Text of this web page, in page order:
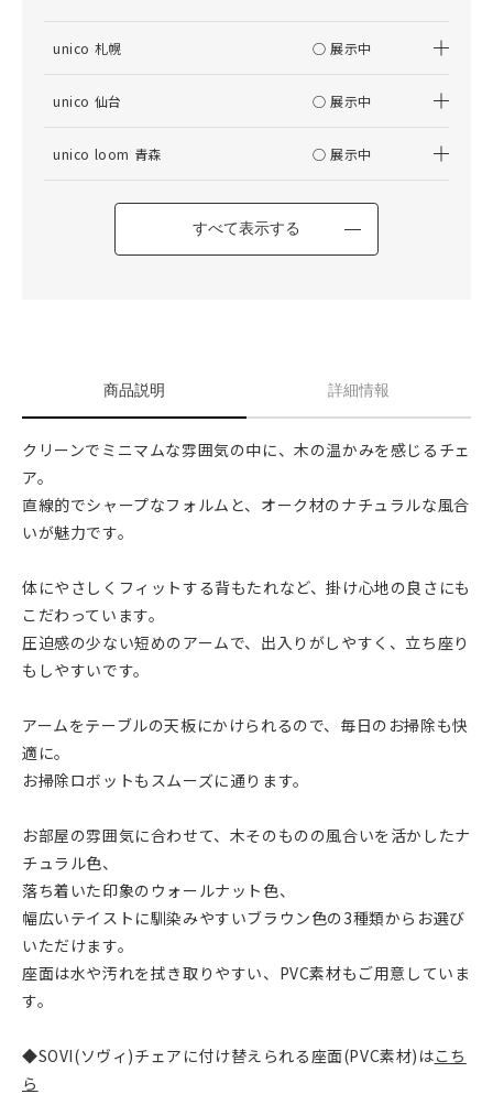
商品説明 詳細情報
クリーンでミニマムな雰囲気の中に、木の温かみを感じるチェ
ア。
直線的でシャープなフォルムと、オーク材のナチュラルな風合
いが魅力です。
体にやさしくフィットする背もたれなど、掛け心地の良さにも
こだわっています。
圧迫感の少ない短めのアームで、出入りがしやすく、立ち座り
もしやすいです。
アームをテーブルの天板にかけられるので、毎日のお掃除も快
適に。
お掃除ロボットもスムーズに通ります。
お部屋の雰囲気に合わせて、木そのものの風合いを活かしたナ
チュラル色、
落ち着いた印象のウォールナット色、
幅広いテイストに馴染みやすいブラウン色の3種類からお選び
いただけます。
座面は水や汚れを拭き取りやすい、PVC素材もご用意していま
す。
◆SOVI(ソヴィ)チェアに付け替えられる座面(PVC素材)はこち
ら
unico 札幌 ○ 展示中
unico 仙台 ○ 展示中
unico loom 青森 ○ 展示中
すべて表示する